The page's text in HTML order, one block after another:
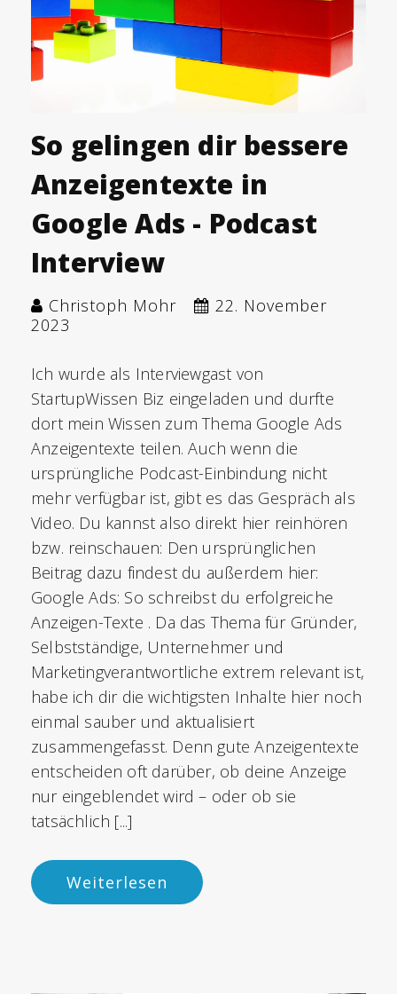
So gelingen dir bessere
Anzeigentexte in
Google Ads - Podcast
Interview
Christoph Mohr
22. November
2023
Ich wurde als Interviewgast von
StartupWissen Biz eingeladen und durfte
dort mein Wissen zum Thema Google Ads
Anzeigentexte teilen. Auch wenn die
ursprüngliche Podcast-Einbindung nicht
mehr verfügbar ist, gibt es das Gespräch als
Video. Du kannst also direkt hier reinhören
bzw. reinschauen: Den ursprünglichen
Beitrag dazu findest du außerdem hier:
Google Ads: So schreibst du erfolgreiche
Anzeigen-Texte . Da das Thema für Gründer,
Selbstständige, Unternehmer und
Marketingverantwortliche extrem relevant ist,
habe ich dir die wichtigsten Inhalte hier noch
einmal sauber und aktualisiert
zusammengefasst. Denn gute Anzeigentexte
entscheiden oft darüber, ob deine Anzeige
nur eingeblendet wird – oder ob sie
tatsächlich [...]
Weiterlesen